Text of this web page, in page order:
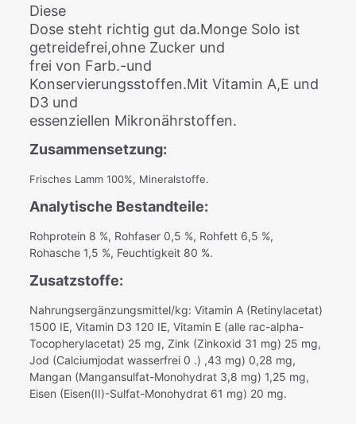
Diese
Dose steht richtig gut da.Monge Solo ist
getreidefrei,ohne Zucker und
frei von Farb.-und
Konservierungsstoffen.Mit Vitamin A,E und
D3 und
essenziellen Mikronährstoffen.
Zusammensetzung:
Frisches Lamm 100%, Mineralstoffe.
Analytische Bestandteile:
Rohprotein 8 %, Rohfaser 0,5 %, Rohfett 6,5 %,
Rohasche 1,5 %, Feuchtigkeit 80 %.
Zusatzstoffe:
Nahrungsergänzungsmittel/kg: Vitamin A (Retinylacetat)
1500 IE, Vitamin D3 120 IE, Vitamin E (alle rac-alpha-
Tocopherylacetat) 25 mg, Zink (Zinkoxid 31 mg) 25 mg,
Jod (Calciumjodat wasserfrei 0 .) ,43 mg) 0,28 mg,
Mangan (Mangansulfat-Monohydrat 3,8 mg) 1,25 mg,
Eisen (Eisen(II)-Sulfat-Monohydrat 61 mg) 20 mg.